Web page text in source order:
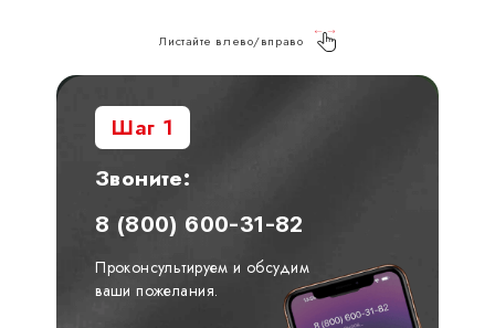
Листайте влево/вправо
Шаг 1
Звоните:
8 (800) 600-31-82
Проконсультируем и обсудим
ваши пожелания.